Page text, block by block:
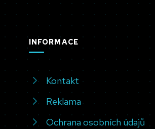
INFORMACE
Kontakt
Reklama
Ochrana osobních údajů